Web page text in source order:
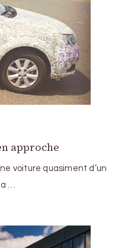
approche
voiture quasiment d’un
…